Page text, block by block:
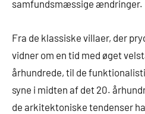
samfundsmæssige ændringer.
Fra de klassiske villaer, der
vidner om en tid med øget
århundrede, til de
syne i midten af det 20.
de arkitektoniske tendenser